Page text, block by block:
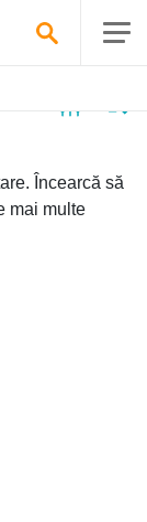
Încearcă să
mai multe